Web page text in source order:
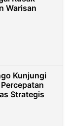
Warisan
Kunjungi
Strategis